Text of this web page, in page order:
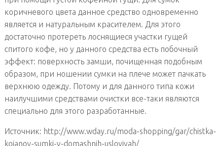
коричневого цвета данное средство одновременно
является и натуральным красителем. Для этого
достаточно протереть лоснящиеся участки гущей
спитого кофе, но у данного средства есть побочный
эффект: поверхность замши, почищенная подобным
образом, при ношении сумки на плече может пачкать
верхнюю одежду. Потому и для данного типа кожи
наилучшими средствами очистки все-таки являются
специально для этого разработанные.
Источник: http://www.wday.ru/moda-shopping/gar/chistka-
kojanoy-sumki-v-domashnih-usloviyah/